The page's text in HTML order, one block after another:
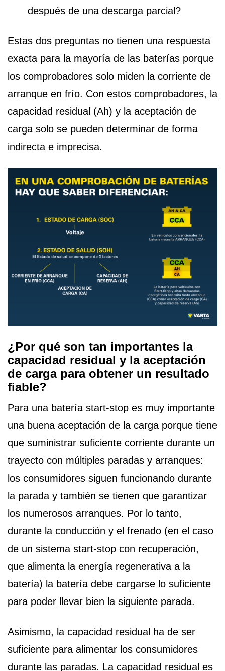
después de una descarga parcial?
Estas dos preguntas no tienen una respuesta
exacta para la mayoría de las baterías porque
los comprobadores solo miden la corriente de
arranque en frío. Con estos comprobadores, la
capacidad residual (Ah) y la aceptación de
carga solo se pueden determinar de forma
indirecta e imprecisa.
¿Por qué son tan importantes la
capacidad residual y la aceptación
de carga para obtener un resultado
fiable?
Para una batería start-stop es muy importante
una buena aceptación de la carga porque tiene
que suministrar suficiente corriente durante un
trayecto con múltiples paradas y arranques:
los consumidores siguen funcionando durante
la parada y también se tienen que garantizar
los numerosos arranques. Por lo tanto,
durante la conducción y el frenado (en el caso
de un sistema start-stop con recuperación,
que alimenta la energía regenerativa a la
batería) la batería debe cargarse lo suficiente
para poder llevar bien la siguiente parada.
Asimismo, la capacidad residual ha de ser
suficiente para alimentar los consumidores
durante las paradas. La capacidad residual es